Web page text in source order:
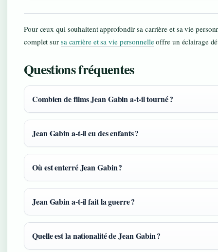
Pour ceux qui souhaitent approfondir sa carrière et sa vie
complet sur sa carrière et sa vie personnelleoffre un éclairage
Questions fréquentes
Combien de films Jean Gabin a-t-il tourné ?
Jean Gabin a-t-il eu des enfants ?
Où est enterré Jean Gabin ?
Jean Gabin a-t-il fait la guerre ?
Quelle est la nationalité de Jean Gabin ?